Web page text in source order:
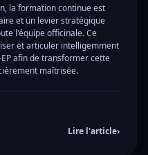
la formation continue est
et un levier stratégique
l'équipe officinale. Ce
et articuler intelligemment
EP afin de transformer cette
maîtrisée.
Lire l'article›